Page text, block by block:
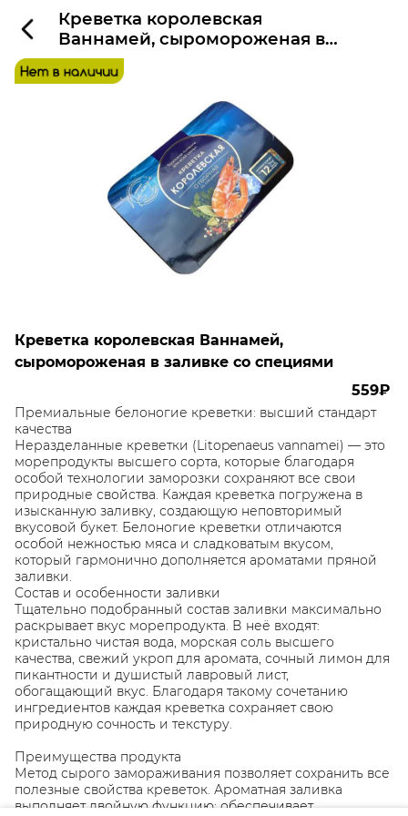
Креветка королевская
Ваннамей, сыромороженая в
заливке со специями
Креветка королевская Ваннамей,
сыромороженая в заливке со специями
559₽
Премиальные белоногие креветки: высший стандарт
качества
Неразделанные креветки (Litopenaeus vannamei) — это
морепродукты высшего сорта, которые благодаря
особой технологии заморозки сохраняют все свои
природные свойства. Каждая креветка погружена в
изысканную заливку, создающую неповторимый
вкусовой букет. Белоногие креветки отличаются
особой нежностью мяса и сладковатым вкусом,
который гармонично дополняется ароматами пряной
заливки.
Состав и особенности заливки
Тщательно подобранный состав заливки максимально
раскрывает вкус морепродукта. В неё входят:
кристально чистая вода, морская соль высшего
качества, свежий укроп для аромата, сочный лимон для
пикантности и душистый лавровый лист,
обогащающий вкус. Благодаря такому сочетанию
ингредиентов каждая креветка сохраняет свою
природную сочность и текстуру.
Преимущества продукта
Метод сырого замораживания позволяет сохранить все
полезные свойства креветок. Ароматная заливка
выполняет двойную функцию: обеспечивает